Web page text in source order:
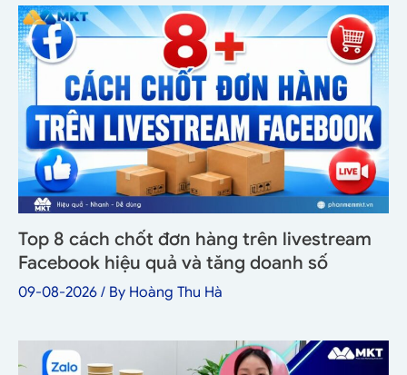
Top 8 cách chốt đơn hàng trên livestream
Facebook hiệu quả và tăng doanh số
09-08-2026 / By Hoàng Thu Hà